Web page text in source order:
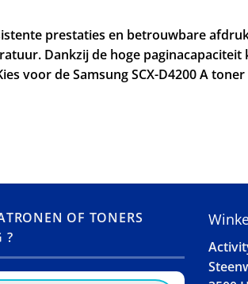
prestaties en betrouwbare
Dankzij de hoge
voor de Samsung SCX-D4200 A
OF TONERS
?